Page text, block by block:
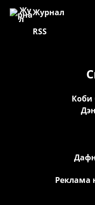
Журнал
RSS
Коби
Реклама